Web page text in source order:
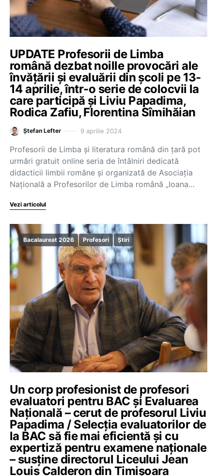
UPDATE Profesorii de Limba
română dezbat noille provocări ale
învățării și evaluării din școli pe 13-
14 aprilie, într-o serie de colocvii la
care participă și Liviu Papadima,
Rodica Zafiu, Florentina Sîmihăian
Ștefan Lefter 9 aprilie 2024
Profesorii de Limba și literatura română din țară pot
urmări gratuit online seria de întâlniri dedicată
didacticii limbii române și organizată de Asociația
Națională a Profesorilor de Limba română „Ioana…
Vezi articolul
Bacalaureat 2026 Profesori Știri
Un corp profesionist de profesori
evaluatori pentru BAC și Evaluarea
Națională – cerut de profesorul Liviu
Papadima / Selecția evaluatorilor de
la BAC să fie mai eficientă și cu
expertiză pentru examene naționale
– susține directorul Liceului Jean
Louis Calderon din Timișoara